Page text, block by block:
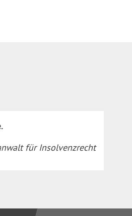
für Insolvenzrecht